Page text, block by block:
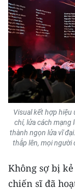
ENGLISH
中文
FRANÇAIS
РУССКИЙ
ESPAÑOL
한국어
Visual kết hợp hiệu
chí, lửa cách mạng
thành ngọn lửa vĩ
thắp lên, mọi người
Không sợ bị
chiến sĩ đã